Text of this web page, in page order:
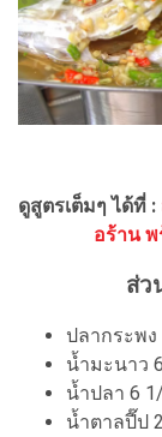
ดูสูตรเต็มๆ ได้ที่ :
อร้าน
ส่ว
ปลากระพง
น้ำมะนาว
น้ำปลา 6
น้ำตาลปี๊ป